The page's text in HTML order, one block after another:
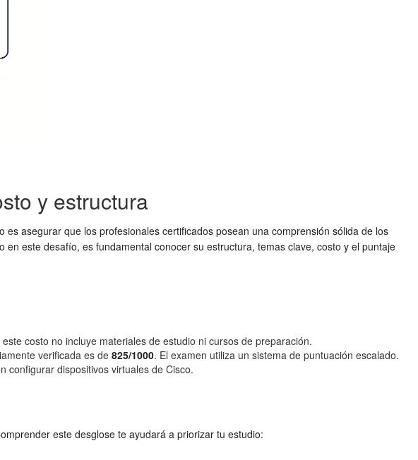
y estructura
asegurar que los profesionales certificados posean una comprensión sólida de los
este desafío, es fundamental conocer su estructura, temas clave, costo y el puntaje
costo no incluye materiales de estudio ni cursos de preparación.
verificada es de 825/1000. El examen utiliza un sistema de puntuación escalado.
configurar dispositivos virtuales de Cisco.
este desglose te ayudará a priorizar tu estudio: